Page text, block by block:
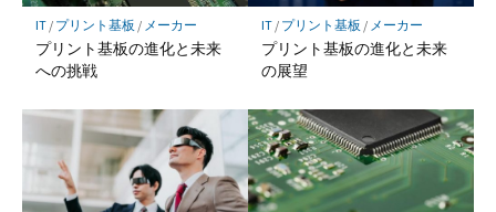
IT/ プリント基板 / メーカー
プリント基板の進化と未来
への挑戦
IT/ プリント基板 / メーカー
プリント基板の進化と未来
の展望